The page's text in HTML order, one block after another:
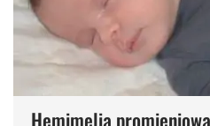
Hemimelia